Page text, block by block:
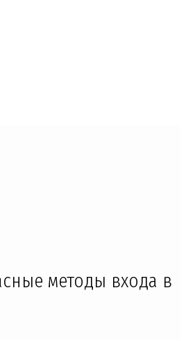
методы входа в